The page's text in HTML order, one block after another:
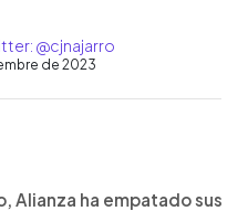
@cjnajarro
de 2023
Alianza ha empatado sus